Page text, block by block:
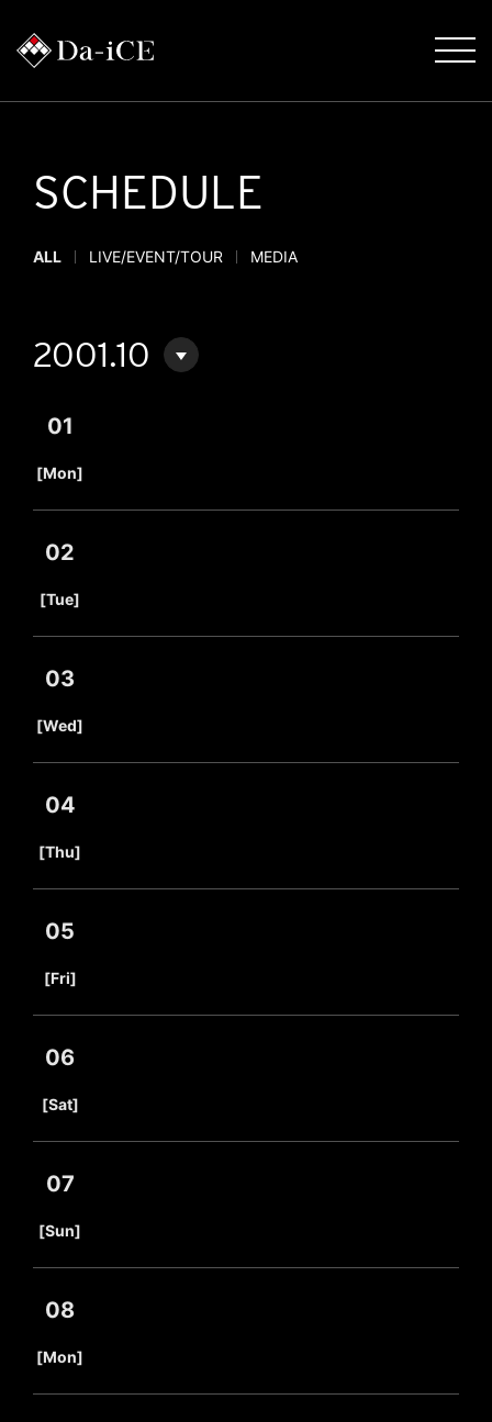
SCHEDULE
ALL LIVE/EVENT/TOUR MEDIA
2001.10
01
[Mon]
02
[Tue]
03
[Wed]
04
[Thu]
05
[Fri]
06
[Sat]
07
[Sun]
08
[Mon]